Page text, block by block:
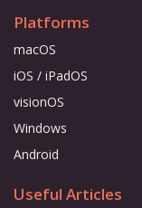
Platforms
macOS
iOS / iPadOS
visionOS
Windows
Android
Useful Articles